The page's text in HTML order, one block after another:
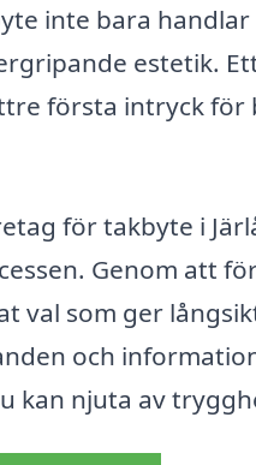
inte bara
estetik.
första intryck för
för takbyte i
Genom att
val som ger
och
kan njuta av